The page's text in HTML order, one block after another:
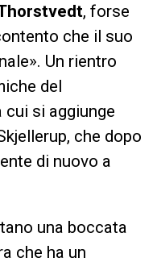
, forse
che il suo
Un rientro
del
cui si aggiunge
che dopo
di nuovo a
una boccata
che ha un